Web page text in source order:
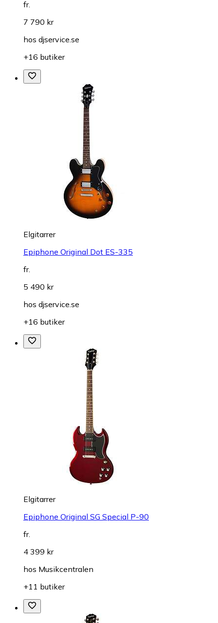
fr.
7 790 kr
hos djservice.se
+16 butiker
Elgitarrer
Epiphone Original Dot ES-335
fr.
5 490 kr
hos djservice.se
+16 butiker
Elgitarrer
Epiphone Original SG Special P-90
fr.
4 399 kr
hos Musikcentralen
+11 butiker